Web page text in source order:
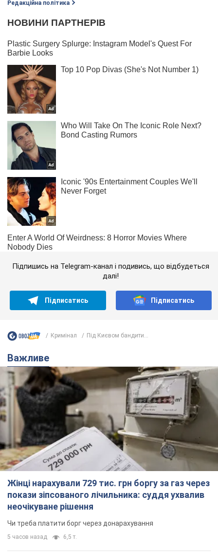
Редакційна політика
Підпишись на Telegram-канал і подивись, що відбудеться
далі!
Підписатись Підписатись
Кримінал Під Києвом бандити...
Важливе
Жінці нарахували 729 тис. грн боргу за газ через
покази зіпсованого лічильника: суддя ухвалив
неочікуване рішення
Чи треба платити борг через донарахування
5 часов назад 6,5 т.